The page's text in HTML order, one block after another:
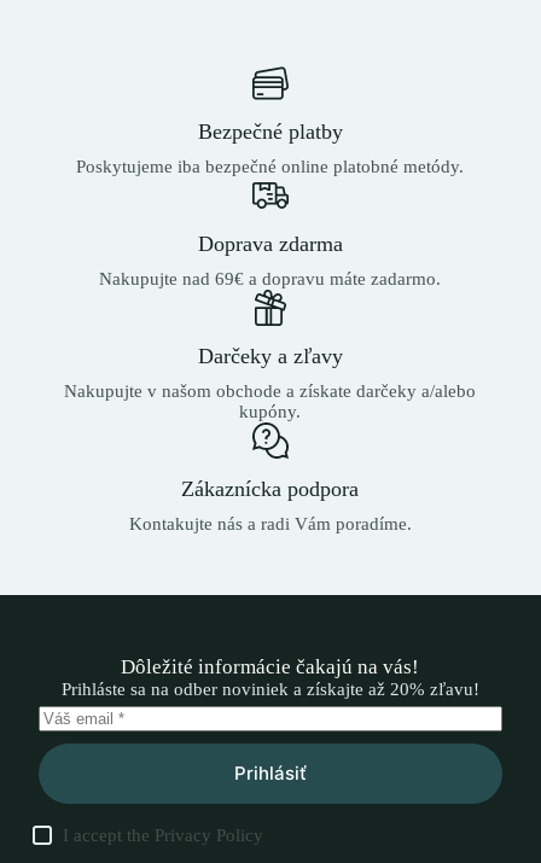
Bezpečné platby
Poskytujeme iba bezpečné online platobné metódy.
Doprava zdarma
Nakupujte nad 69€ a dopravu máte zadarmo.
Darčeky a zľavy
Nakupujte v našom obchode a získate darčeky a/alebo
kupóny.
Zákaznícka podpora
Kontakujte nás a radi Vám poradíme.
Dôležité informácie čakajú na vás!
Prihláste sa na odber noviniek a získajte až 20% zľavu!
Prihlásiť
I accept the Privacy Policy